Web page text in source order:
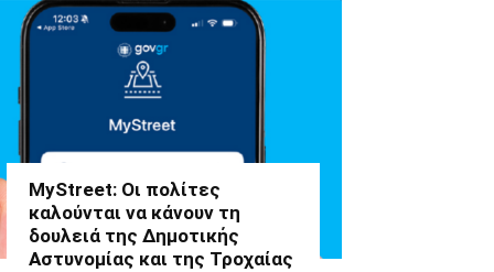
MyStreet: Οι πολίτες
καλούνται να κάνουν τη
δουλειά της Δημοτικής
Αστυνομίας και της Τροχαίας